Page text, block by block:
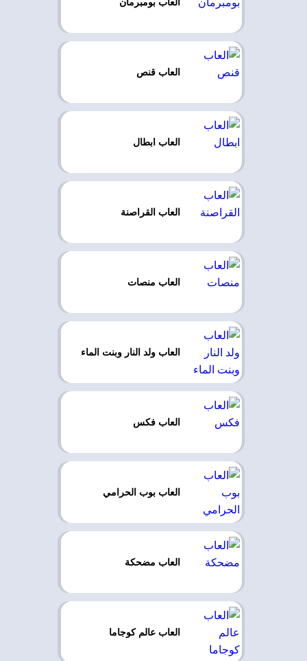
العاب قنص
العاب ابطال
العاب القراصنة
العاب منصات
العاب ولد النار وبنت الماء
العاب فكس
العاب بوب الحرامي
العاب مضحكة
العاب عالم كوجاما